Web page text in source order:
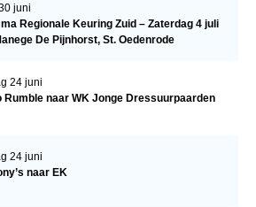
2023-2024
2022-2023
2021-2022
2020-2021
juni
Regionale Keuring Zuid – Zaterdag 4 juli
De Pijnhorst, St. Oedenrode
24 juni
Rumble naar WK Jonge Dressuurpaarden
24 juni
naar EK